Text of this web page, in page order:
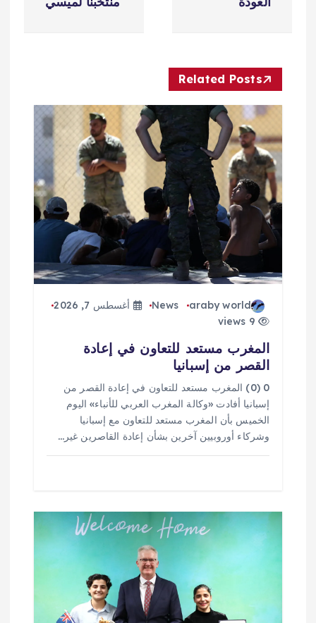
م
ق
ت
Related Posts
araby world
News
أغسطس 7, 2026
9 views
المغرب مستعد للتعاون في إعادة
القصر من إسبانيا
0 (0) المغرب مستعد للتعاون في إعادة القصر من
إسبانيا أفادت «وكالة المغرب العربي للأنباء» اليوم
الخميس بأن المغرب مستعد للتعاون مع إسبانيا
وشركاء أوروبيين آخرين بشأن إعادة القاصرين غير…